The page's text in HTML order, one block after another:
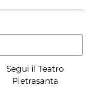
Segui il Teatro
Pietrasanta